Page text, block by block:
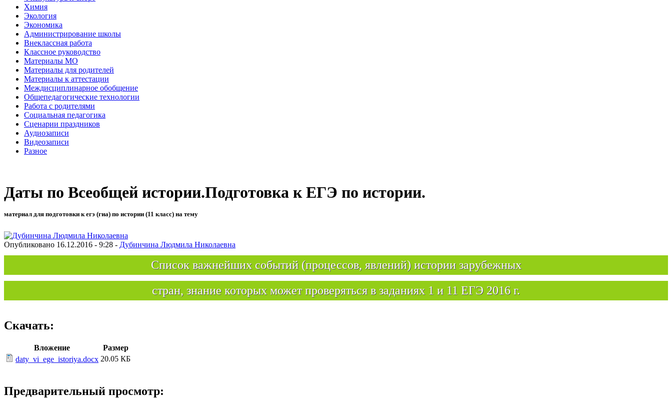
Химия
Экология
Экономика
Администрирование школы
Внеклассная работа
Классное руководство
Материалы МО
Материалы для родителей
Материалы к аттестации
Междисциплинарное обобщение
Общепедагогические технологии
Работа с родителями
Социальная педагогика
Сценарии праздников
Аудиозаписи
Видеозаписи
Разное
Даты по Всеобщей истории.Подготовка к ЕГЭ по истории.
материал для подготовки к егэ (гиа) по истории (11 класс) на тему
Опубликовано 16.12.2016 - 9:28 - Дубинчина Людмила Николаевна
Список важнейших событий (процессов, явлений) истории зарубежных
стран, знание которых может проверяться в заданиях 1 и 11 ЕГЭ 2016 г.
Скачать:
Вложение
Размер
daty_vi_ege_istoriya.docx 20.05 КБ
Предварительный просмотр: